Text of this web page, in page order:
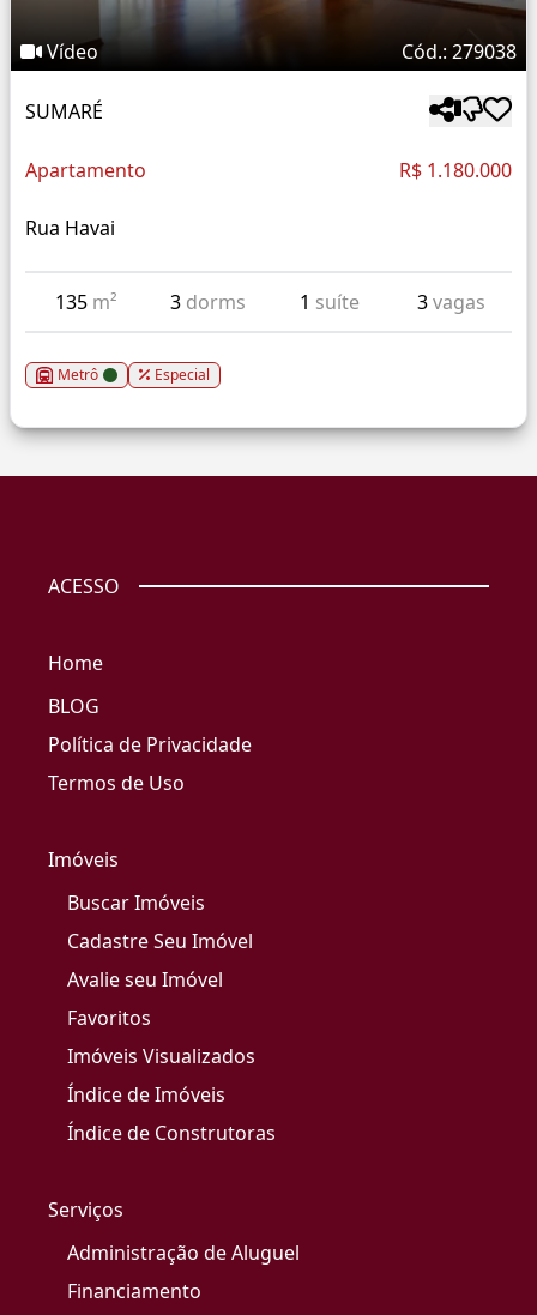
Vídeo Cód.: 279038
SUMARÉ
Apartamento R$ 1.180.000
Rua Havai
135 m² 3 dorms 1 suíte 3vagas
Metrô Especial
ACESSO
Home
BLOG
Política de Privacidade
Termos de Uso
Imóveis
Buscar Imóveis
Cadastre Seu Imóvel
Avalie seu Imóvel
Favoritos
Imóveis Visualizados
Índice de Imóveis
Índice de Construtoras
Serviços
Administração de Aluguel
Financiamento